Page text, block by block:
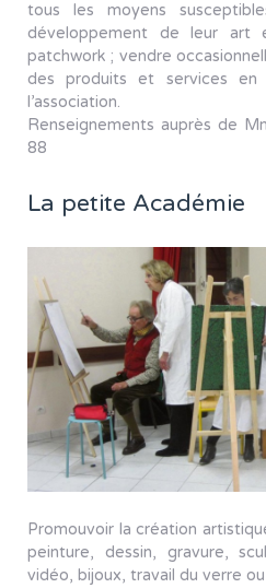
tous les moyens
développement de leur art
patchwork ; vendre
des produits et services
l’association.
Renseignements auprès de
88
La petite Académie
Promouvoir la création
peinture, dessin, gravure,
vidéo, bijoux, travail du verre